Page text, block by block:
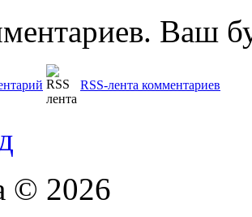
Ваш
RSS-лента комментариев
© 2026